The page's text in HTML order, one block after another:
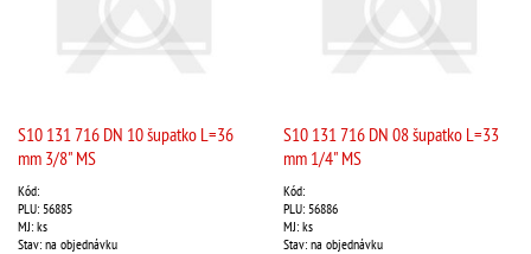
S10 131 716 DN 10 šupatko L=36
mm 3/8" MS
Kód:
PLU: 56885
MJ: ks
Stav: na objednávku
S10 131 716 DN 08 šupatko L=33
mm 1/4" MS
Kód:
PLU: 56886
MJ: ks
Stav: na objednávku